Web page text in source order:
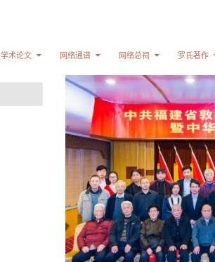
学术论文 网络通谱 网络总祠 罗氏著作